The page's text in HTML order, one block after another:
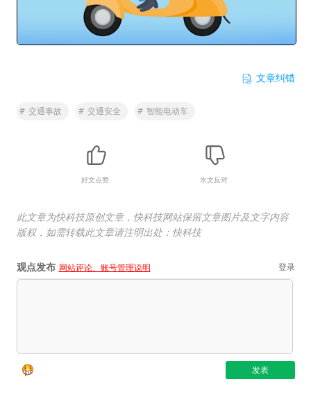
文章纠错
# 交通事故 # 交通安全 # 智能电动车
好文点赞 水文反对
此文章为快科技原创文章，快科技网站保留文章图片及文字内容
版权，如需转载此文章请注明出处：快科技
观点发布 网站评论、账号管理说明 登录